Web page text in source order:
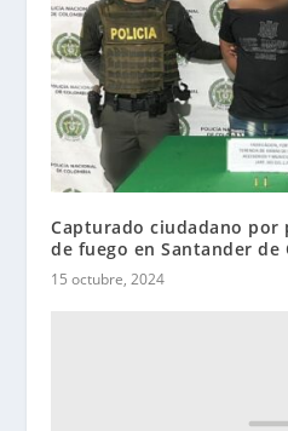
Capturado ciudadano por
de fuego en Santander de
15 octubre, 2024